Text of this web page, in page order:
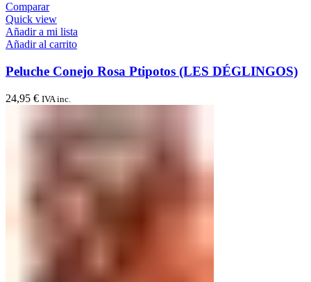
Comparar
Quick view
Añadir a mi lista
Añadir al carrito
Peluche Conejo Rosa Ptipotos (LES DÉGLINGOS)
24,95 € IVA inc.